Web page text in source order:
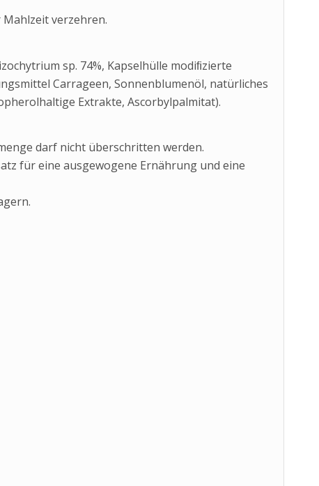
verzehren.
sp. 74%, Kapselhülle modiﬁzierte
Carrageen, Sonnenblumenöl, natürliches
Extrakte, Ascorbylpalmitat).
darf nicht überschritten werden.
für eine ausgewogene Ernährung und eine